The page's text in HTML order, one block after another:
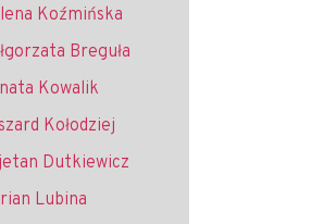
Koźmińska
Breguła
Kowalik
Kołodziej
Dutkiewicz
Lubina